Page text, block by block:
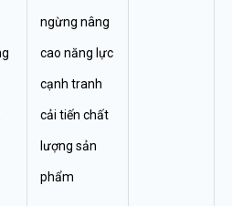
ngừng nâng
cao năng lực
cạnh tranh
cải tiến chất
lượng sản
phẩm